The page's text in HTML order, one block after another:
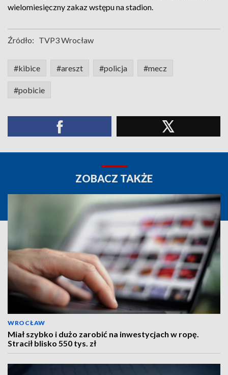
wielomiesięczny zakaz wstępu na stadion.
Źródło: TVP3 Wrocław
#kibice #areszt #policja #mecz
#pobicie
ZOBACZ TAKŻE
WROCŁAW
Miał szybko i dużo zarobić na inwestycjach w ropę.
Stracił blisko 550 tys. zł